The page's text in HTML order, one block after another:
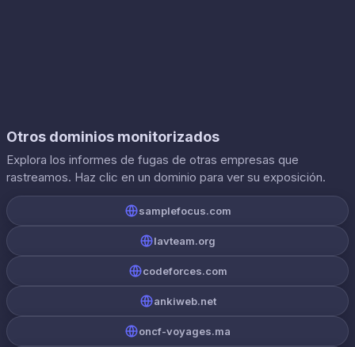
Otros dominios monitorizados
Explora los informes de fugas de otras empresas que
rastreamos. Haz clic en un dominio para ver su exposición.
samplefocus.com
lavteam.org
codeforces.com
ankiweb.net
oncf-voyages.ma